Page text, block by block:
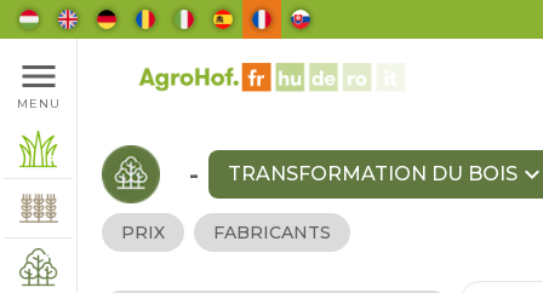
menu
MENU
- TRANSFORMATION DU BOIS expand_more
PRIX FABRICANTS